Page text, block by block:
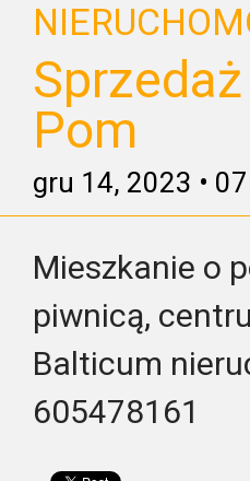
Pom
gru 14, 2023 •
Mieszkanie o
piwnicą,
Balticum
605478161